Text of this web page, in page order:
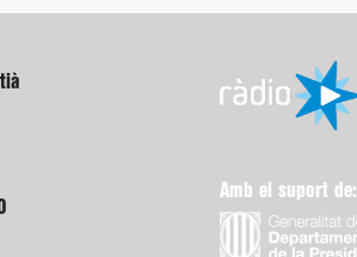
Amb el suport de: